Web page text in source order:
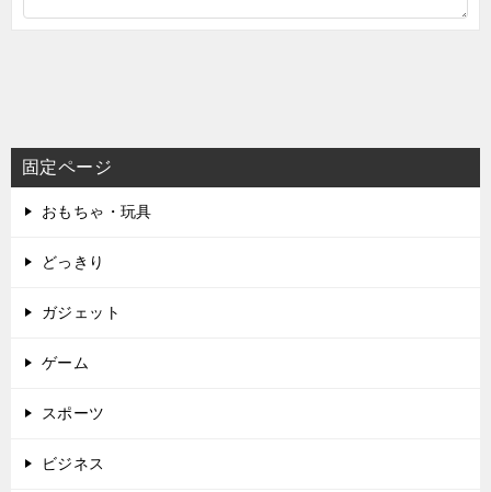
固定ページ
おもちゃ・玩具
どっきり
ガジェット
ゲーム
スポーツ
ビジネス